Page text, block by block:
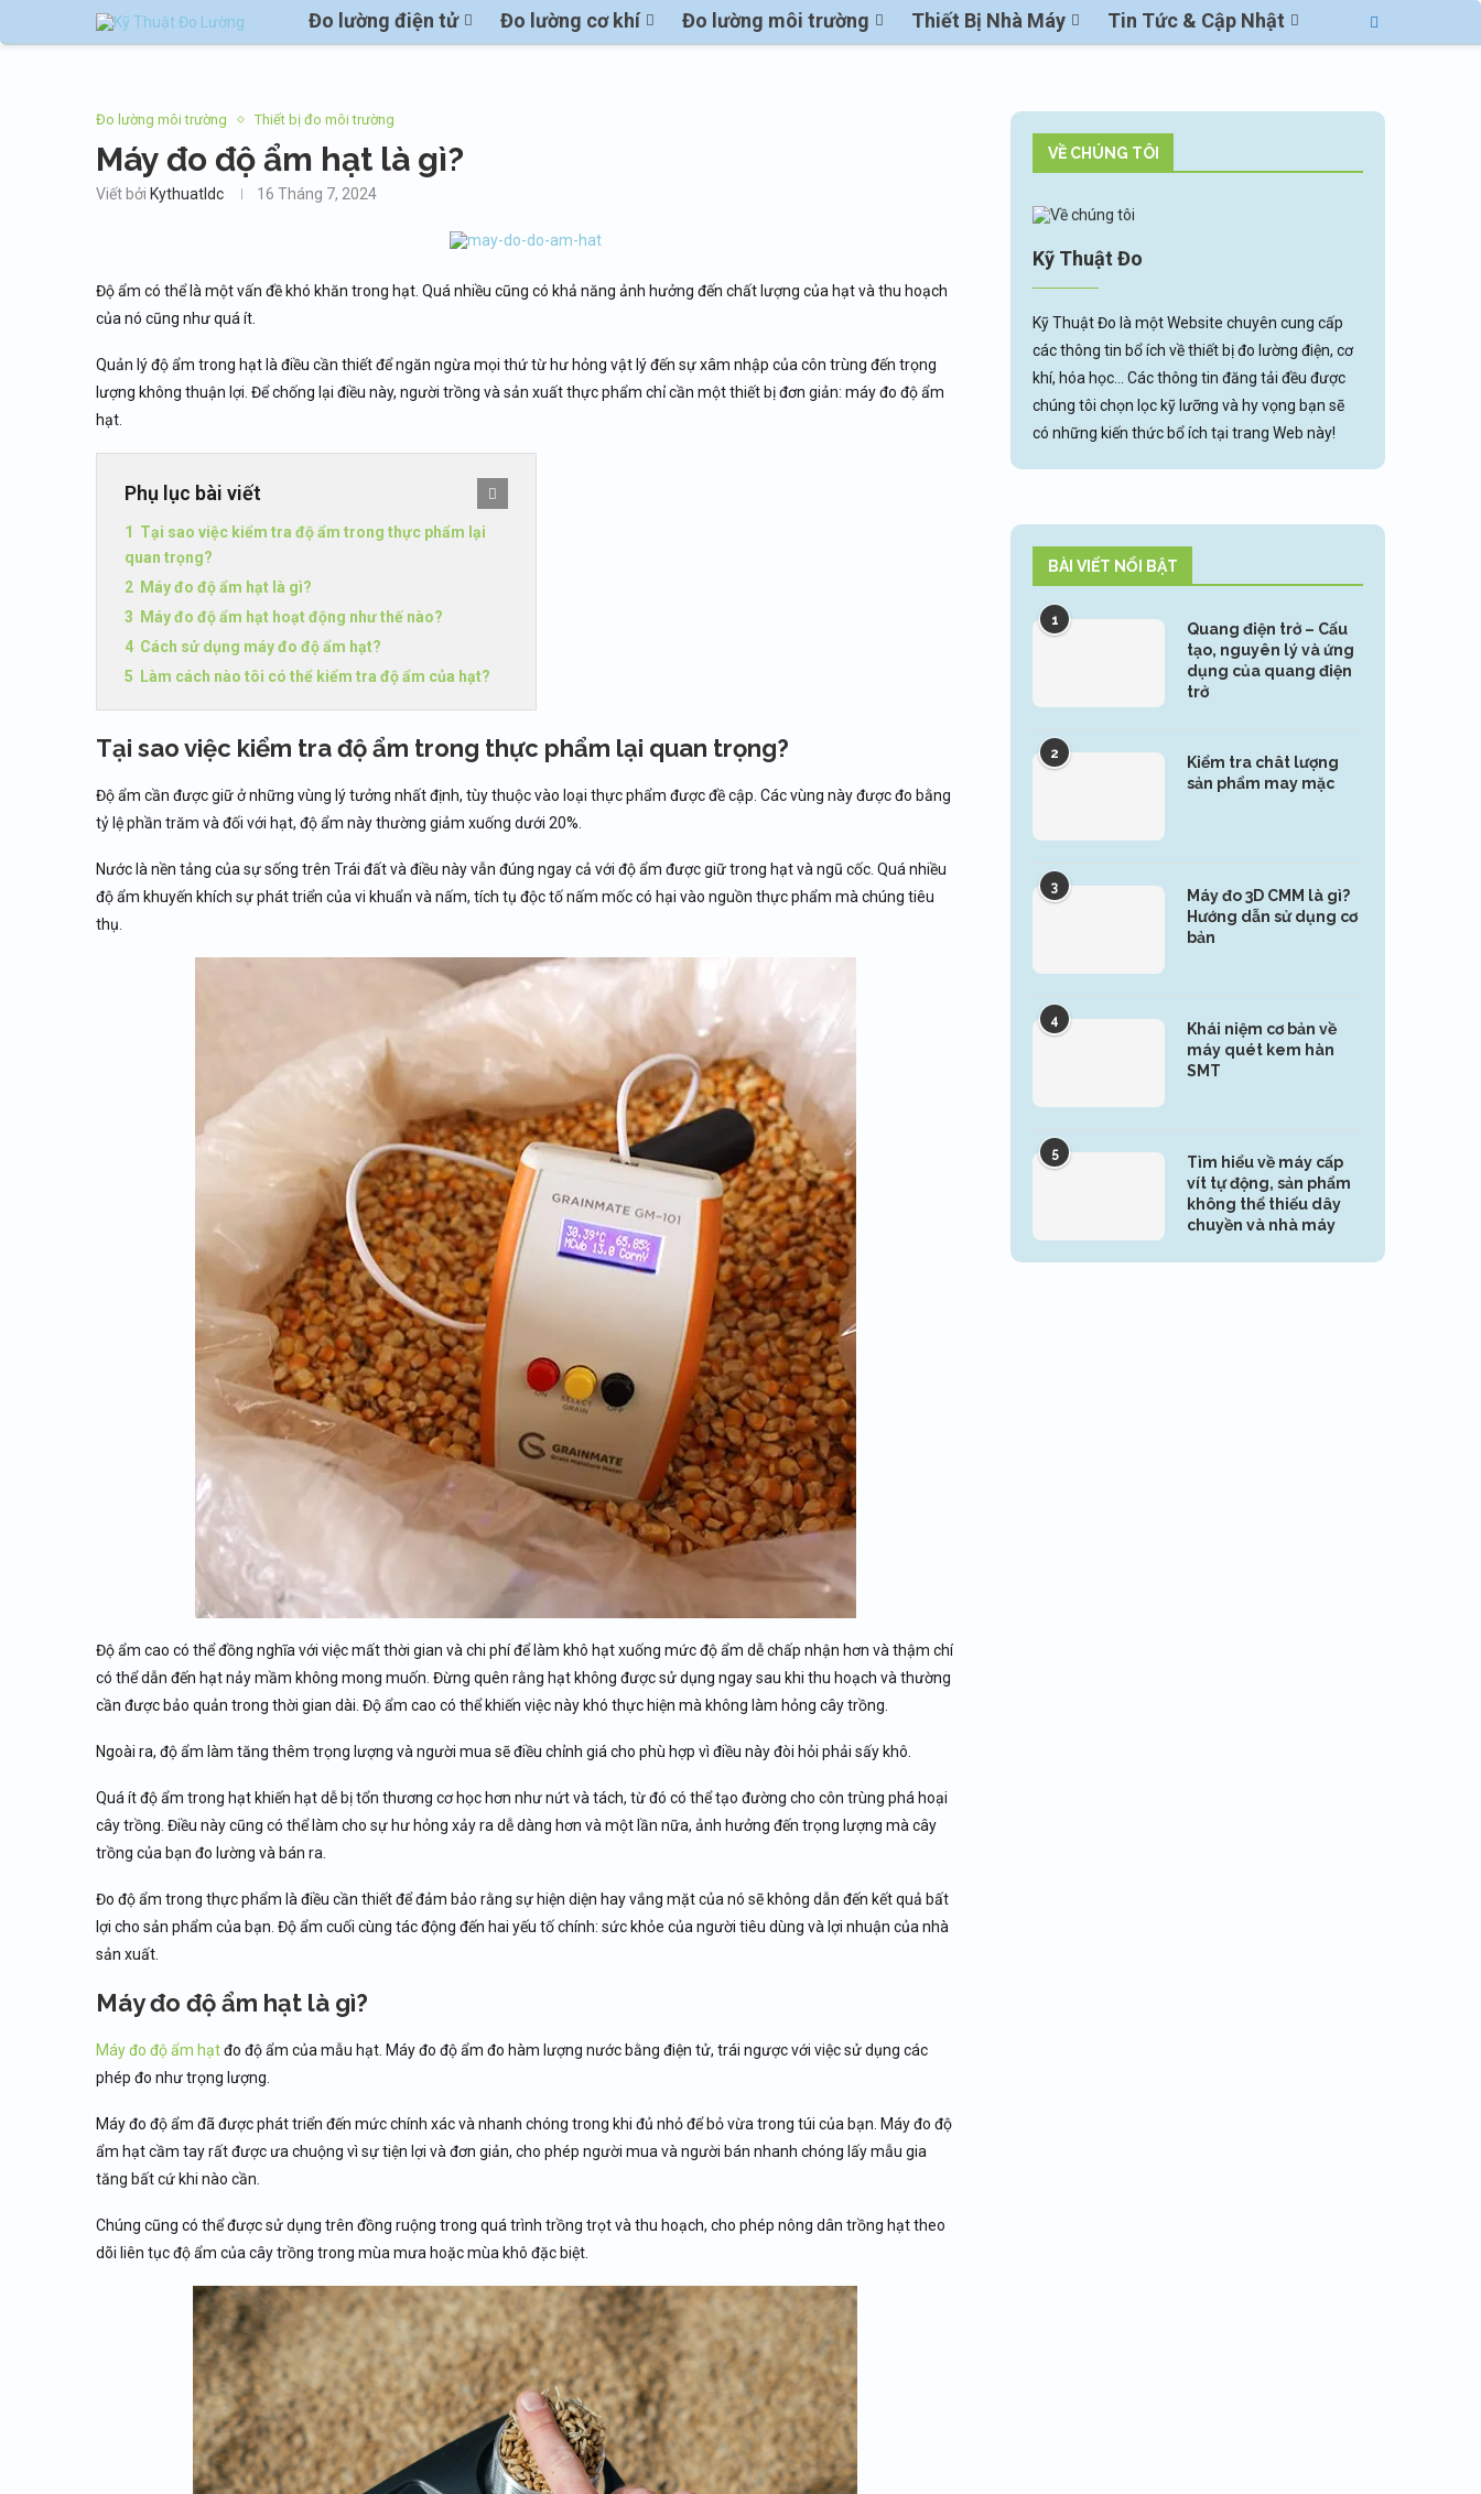
Đo lường điện tử Đo lường cơ khí Đo lường môi trường Thiết Bị Nhà Máy Tin Tức & Cập Nhật
Đo lường môi trường Thiết bị đo môi trường
Máy đo độ ẩm hạt là gì?
Viết bởi Kythuatldc 16 Tháng 7, 2024
Độ ẩm có thể là một vấn đề khó khăn trong hạt. Quá nhiều cũng có khả năng ảnh hưởng đến chất lượng của hạt và thu hoạch
của nó cũng như quá ít.
Quản lý độ ẩm trong hạt là điều cần thiết để ngăn ngừa mọi thứ từ hư hỏng vật lý đến sự xâm nhập của côn trùng đến trọng
lượng không thuận lợi. Để chống lại điều này, người trồng và sản xuất thực phẩm chỉ cần một thiết bị đơn giản: máy đo độ ẩm
hạt.
Phụ lục bài viết
Tại sao việc kiểm tra độ ẩm trong thực phẩm lại
quan trọng?
Máy đo độ ẩm hạt là gì?
Máy đo độ ẩm hạt hoạt động như thế nào?
Cách sử dụng máy đo độ ẩm hạt?
Làm cách nào tôi có thể kiểm tra độ ẩm của hạt?
Tại sao việc kiểm tra độ ẩm trong thực phẩm lại quan trọng?
Độ ẩm cần được giữ ở những vùng lý tưởng nhất định, tùy thuộc vào loại thực phẩm được đề cập. Các vùng này được đo bằng
tỷ lệ phần trăm và đối với hạt, độ ẩm này thường giảm xuống dưới 20%.
Nước là nền tảng của sự sống trên Trái đất và điều này vẫn đúng ngay cả với độ ẩm được giữ trong hạt và ngũ cốc. Quá nhiều
độ ẩm khuyến khích sự phát triển của vi khuẩn và nấm, tích tụ độc tố nấm mốc có hại vào nguồn thực phẩm mà chúng tiêu
thụ.
Độ ẩm cao có thể đồng nghĩa với việc mất thời gian và chi phí để làm khô hạt xuống mức độ ẩm dễ chấp nhận hơn và thậm chí
có thể dẫn đến hạt nảy mầm không mong muốn. Đừng quên rằng hạt không được sử dụng ngay sau khi thu hoạch và thường
cần được bảo quản trong thời gian dài. Độ ẩm cao có thể khiến việc này khó thực hiện mà không làm hỏng cây trồng.
Ngoài ra, độ ẩm làm tăng thêm trọng lượng và người mua sẽ điều chỉnh giá cho phù hợp vì điều này đòi hỏi phải sấy khô.
Quá ít độ ẩm trong hạt khiến hạt dễ bị tổn thương cơ học hơn như nứt và tách, từ đó có thể tạo đường cho côn trùng phá hoại
cây trồng. Điều này cũng có thể làm cho sự hư hỏng xảy ra dễ dàng hơn và một lần nữa, ảnh hưởng đến trọng lượng mà cây
trồng của bạn đo lường và bán ra.
Đo độ ẩm trong thực phẩm là điều cần thiết để đảm bảo rằng sự hiện diện hay vắng mặt của nó sẽ không dẫn đến kết quả bất
lợi cho sản phẩm của bạn. Độ ẩm cuối cùng tác động đến hai yếu tố chính: sức khỏe của người tiêu dùng và lợi nhuận của nhà
sản xuất.
Máy đo độ ẩm hạt là gì?
Máy đo độ ẩm hạtđo độ ẩm của mẫu hạt. Máy đo độ ẩm đo hàm lượng nước bằng điện tử, trái ngược với việc sử dụng các
phép đo như trọng lượng.
Máy đo độ ẩm đã được phát triển đến mức chính xác và nhanh chóng trong khi đủ nhỏ để bỏ vừa trong túi của bạn. Máy đo độ
ẩm hạt cầm tay rất được ưa chuộng vì sự tiện lợi và đơn giản, cho phép người mua và người bán nhanh chóng lấy mẫu gia
tăng bất cứ khi nào cần.
Chúng cũng có thể được sử dụng trên đồng ruộng trong quá trình trồng trọt và thu hoạch, cho phép nông dân trồng hạt theo
dõi liên tục độ ẩm của cây trồng trong mùa mưa hoặc mùa khô đặc biệt.
VỀ CHÚNG TÔI
Kỹ Thuật Đo
Kỹ Thuật Đo là một Website chuyên cung cấp
các thông tin bổ ích về thiết bị đo lường điện, cơ
khí, hóa học... Các thông tin đăng tải đều được
chúng tôi chọn lọc kỹ lưỡng và hy vọng bạn sẽ
có những kiến thức bổ ích tại trang Web này!
BÀI VIẾT NỔI BẬT
1
Quang điện trở – Cấu
tạo, nguyên lý và ứng
dụng của quang điện
trở
2
Kiểm tra chât lượng
sản phẩm may mặc
3
Máy đo 3D CMM là gì?
Hướng dẫn sử dụng cơ
bản
4
Khái niệm cơ bản về
máy quét kem hàn
SMT
5
Tìm hiểu về máy cấp
vít tự động, sản phẩm
không thể thiếu dây
chuyền và nhà máy